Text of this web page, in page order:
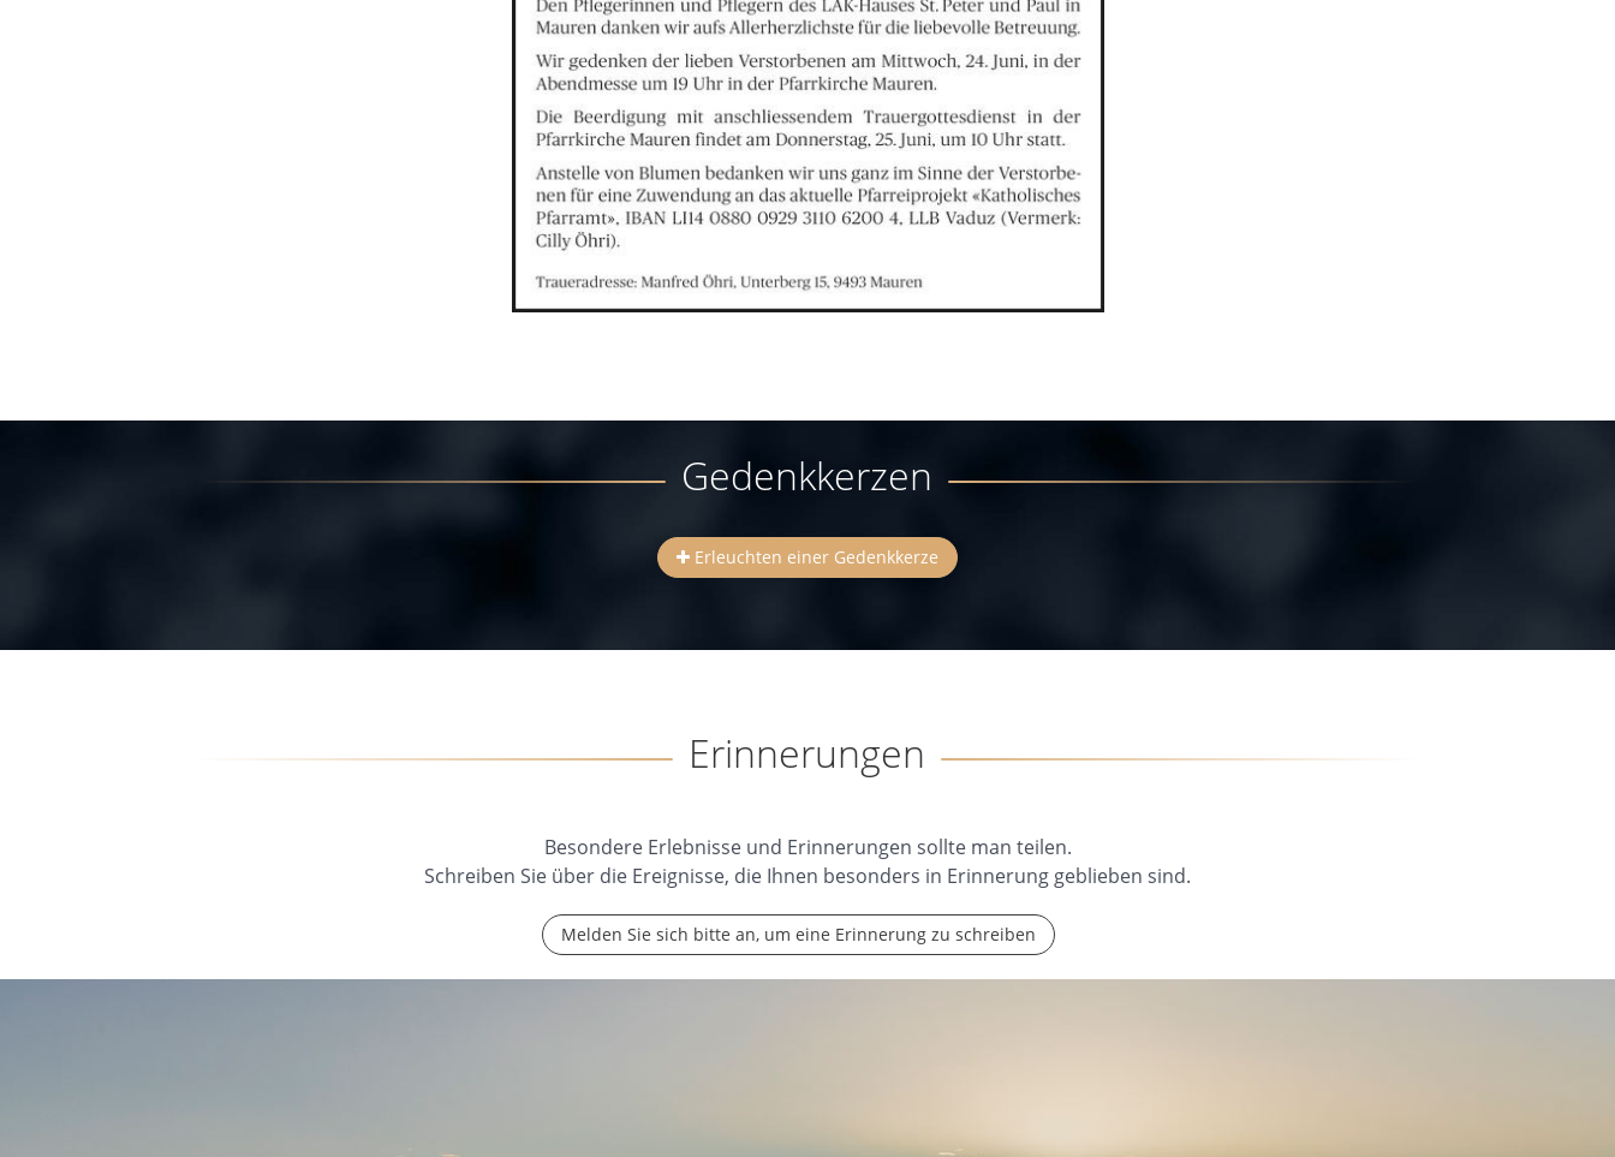
Gedenkkerzen
Erleuchten einer Gedenkkerze
Erinnerungen
Besondere Erlebnisse und Erinnerungen sollte man teilen.
Schreiben Sie über die Ereignisse, die Ihnen besonders in Erinnerung geblieben sind.
Melden Sie sich bitte an, um eine Erinnerung zu schreiben